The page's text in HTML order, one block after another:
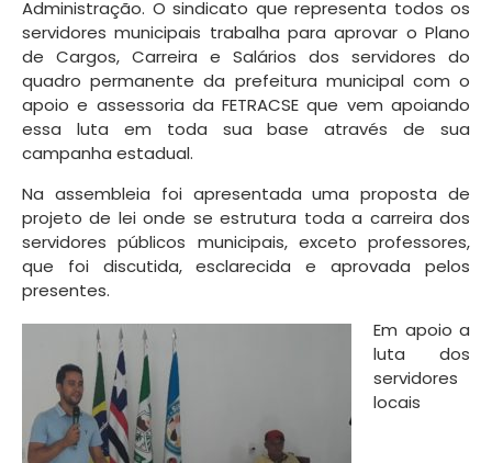
Administração. O sindicato que representa todos os
servidores municipais trabalha para aprovar o Plano
de Cargos, Carreira e Salários dos servidores do
quadro permanente da prefeitura municipal com o
apoio e assessoria da FETRACSE que vem apoiando
essa luta em toda sua base através de sua
campanha estadual.
Na assembleia foi apresentada uma proposta de
projeto de lei onde se estrutura toda a carreira dos
servidores públicos municipais, exceto professores,
que foi discutida, esclarecida e aprovada pelos
presentes.
Em apoio a
luta dos
servidores
locais